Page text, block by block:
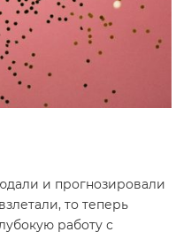
и прогнозировали
то теперь
работу с